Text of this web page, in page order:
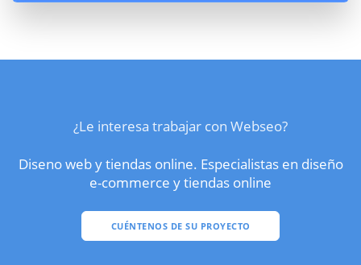
¿Le interesa trabajar con Webseo?
Diseno web y tiendas online. Especialistas en diseño
e-commerce y tiendas online
CUÉNTENOS DE SU PROYECTO